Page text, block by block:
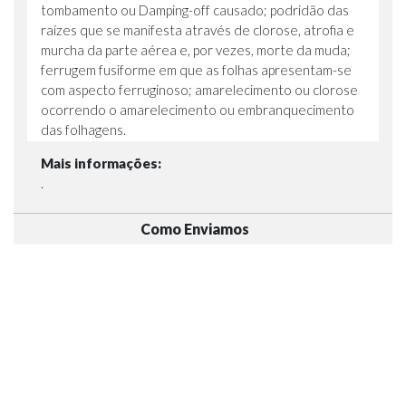
tombamento ou Damping-off causado; podridão das
raízes que se manifesta através de clorose, atrofia e
murcha da parte aérea e, por vezes, morte da muda;
ferrugem fusiforme em que as folhas apresentam-se
com aspecto ferruginoso; amarelecimento ou clorose
ocorrendo o amarelecimento ou embranquecimento
das folhagens.
Mais informações:
.
Como Enviamos